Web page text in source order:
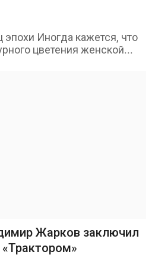
Иногда кажется, что
цветения женской...
Жарков заключил